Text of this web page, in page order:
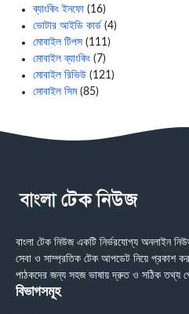
ব্যাংকিং ইনফো (16)
ভোটার আইডি কার্ড (4)
মোবাইল টিপস (111)
মোবাইল ব্যাংকিং (7)
মোবাইল রিভিউ (121)
মোবাইল সিম(85)
বাংলা টেক নিউজ একটি নির্ভরযোগ্য অনলাইন
সেবা ও সাম্প্রতিক টেক আপডেট নিয়ে প্রকাশ
পাঠকদের জন্য সহজ ভাষায় দ্রুত ও সঠিক তথ্য
বিভাগসমূহ